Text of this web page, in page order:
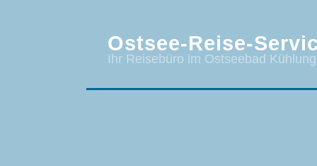
Ostsee-Reise-
Ihr Reisebüro im Ostseebad